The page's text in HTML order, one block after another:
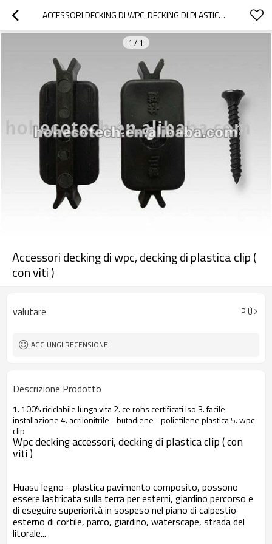
ACCESSORI DECKING DI WPC, DECKING DI PLASTICA CLIP ( CON VITI )
1 / 1
Accessori decking di wpc, decking di plastica clip (
con viti )
valutare PIÙ
AGGIUNGI RECENSIONE
Descrizione Prodotto
1. 100% riciclabile lunga vita 2. ce rohs certificati iso 3. facile
installazione 4. acrilonitrile - butadiene - polietilene plastica 5. wpc
clip
Wpc decking accessori, decking di plastica clip ( con
viti )
Huasu legno - plastica pavimento composito, possono
essere lastricata sulla terra per esterni, giardino percorso e
di eseguire superiorità in sospeso nel piano di calpestio
esterno di cortile, parco, giardino, waterscape, strada del
litorale...